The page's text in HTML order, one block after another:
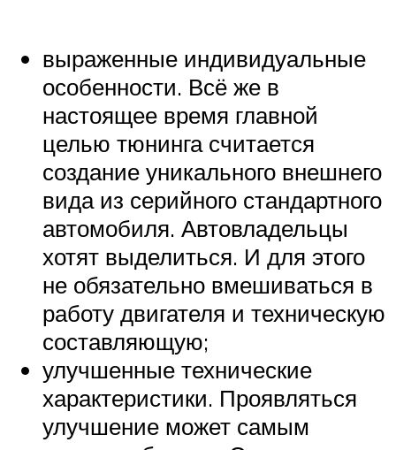
выраженные индивидуальные
особенности. Всё же в
настоящее время главной
целью тюнинга считается
создание уникального внешнего
вида из серийного стандартного
автомобиля. Автовладельцы
хотят выделиться. И для этого
не обязательно вмешиваться в
работу двигателя и техническую
составляющую;
улучшенные технические
характеристики. Проявляться
улучшение может самым